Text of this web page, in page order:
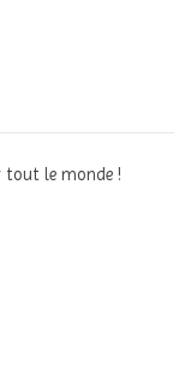
tout le monde !